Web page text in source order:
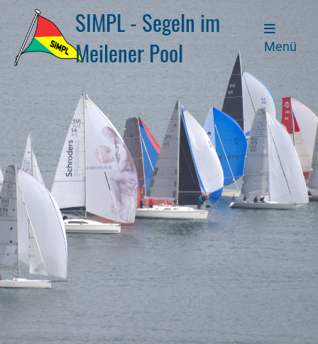
SIMPL - Segeln im
Meilener Pool
Menü